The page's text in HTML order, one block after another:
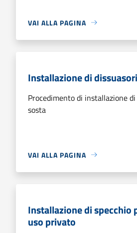
VAI ALLA PAGINA
Installazione di
Procedimento di installazione
sosta
VAI ALLA PAGINA
Installazione di specchio
uso privato